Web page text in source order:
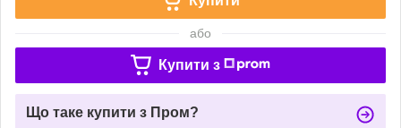
або
Купити з
Що таке купити з Пром?